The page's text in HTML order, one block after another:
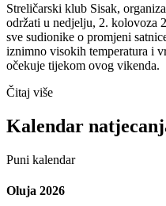
Streličarski klub Sisak,
održati u nedjelju, 2. kolovoza
sve sudionike o promjeni
iznimno visokih temperatura i
očekuje tijekom ovog vikenda.
Čitaj više
Kalendar
Puni kalendar
Oluja 2026